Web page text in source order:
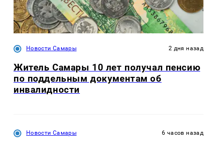
Новости Самары 2 дня назад
Житель Самары 10 лет получал пенсию
по поддельным документам об
инвалидности
Новости Самары 6 часов назад